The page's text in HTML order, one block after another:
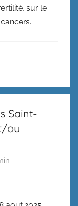
sur le
Saint-
ou